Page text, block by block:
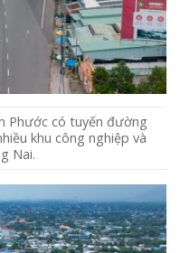
Phước có tuyến đường
khu công nghiệp và
Nai.